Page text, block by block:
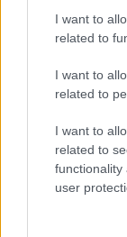
I want to
related to
I want to
related to
I want to
related to
functionality
user